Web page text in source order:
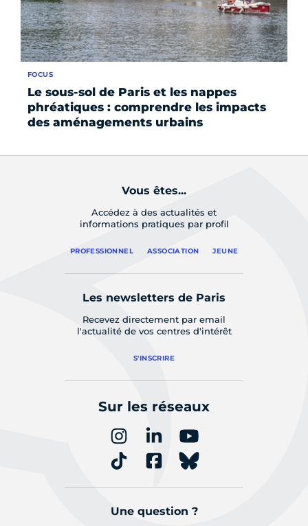
Le sous-sol de Paris et les nappes
phréatiques : comprendre les impacts
des aménagements urbains
FOCUS
Vous êtes...
Accédez à des actualités et
informations pratiques par profil
PROFESSIONNEL ASSOCIATION JEUNE
Les newsletters de Paris
Recevez directement par email
l'actualité de vos centres d'intérêt
S'INSCRIRE
Sur les réseaux
Une question ?